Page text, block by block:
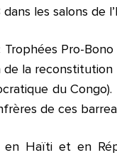
les salons de
Pro-
la
du
de ces
en Haïti et en